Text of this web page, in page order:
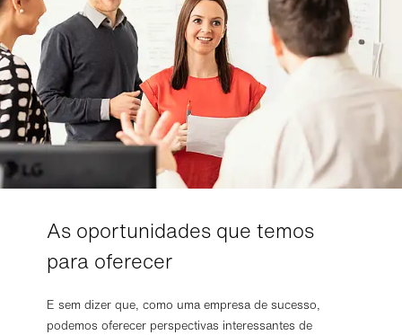
As oportunidades que temos
para oferecer
E sem dizer que, como uma empresa de sucesso,
podemos oferecer perspectivas interessantes de